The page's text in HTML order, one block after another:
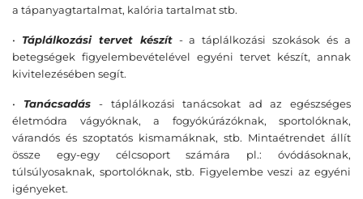
a tápanyagtartalmat, kalória tartalmat stb.
• Táplálkozási tervet készít- a táplálkozási szokások és a
betegségek figyelembevételével egyéni tervet készít, annak
kivitelezésében segít.
• Tanácsadás- táplálkozási tanácsokat ad az egészséges
életmódra vágyóknak, a fogyókúrázóknak, sportolóknak,
várandós és szoptatós kismamáknak, stb. Mintaétrendet állít
össze egy-egy célcsoport számára pl.: óvódásoknak,
túlsúlyosaknak, sportolóknak, stb. Figyelembe veszi az egyéni
igényeket.